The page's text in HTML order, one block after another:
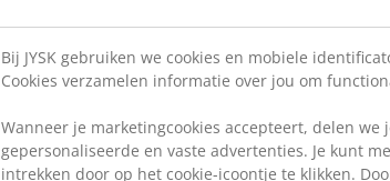
Bij JYSK gebruiken we cookies en mobiele
Cookies verzamelen informatie over jou om
Wanneer je marketingcookies accepteert, delen
gepersonaliseerde en vaste advertenties. Je kunt
intrekken door op het cookie-icoontje te klikken.